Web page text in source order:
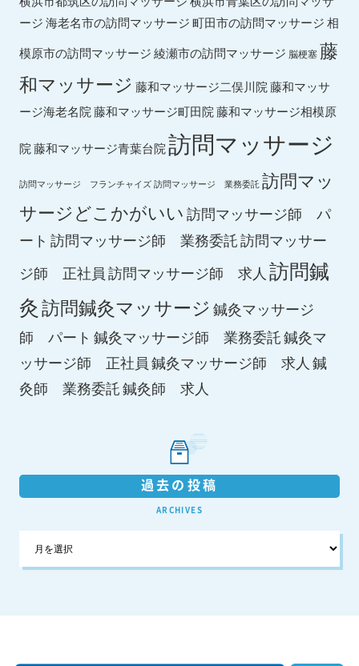
ージ海老名市の訪問マッサージ町田市の訪問マッサージ相
模原市の訪問マッサージ綾瀬市の訪問マッサージ 脳梗塞藤
和マッサージ 藤和マッサージ二俣川院藤和マッサ
ージ海老名院藤和マッサージ町田院藤和マッサージ相模原
院藤和マッサージ青葉台院訪問マッサージ
訪問マッサージ フランチャイズ 訪問マッサージ 業務委託 訪問マッ
サージどこかがいい 訪問マッサージ師 パ
ート 訪問マッサージ師 業務委託訪問マッサー
ジ師 正社員 訪問マッサージ師 求人 訪問鍼
灸訪問鍼灸マッサージ 鍼灸マッサージ
師 パート 鍼灸マッサージ師 業務委託鍼灸マ
ッサージ師 正社員 鍼灸マッサージ師 求人 鍼
灸師 業務委託鍼灸師 求人
過去の投稿
ARCHIVES